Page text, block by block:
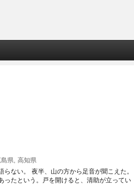
島県, 高知県
ない。 夜半、山の方から足音が聞こえた。
ったという。戸を開けると、清助が立ってい